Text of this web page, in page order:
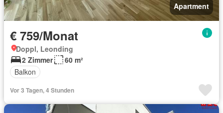
Apartment
€ 759/Monat
Doppl, Leonding
2 Zimmer
60 m²
Balkon
Vor 3 Tagen, 4 Stunden